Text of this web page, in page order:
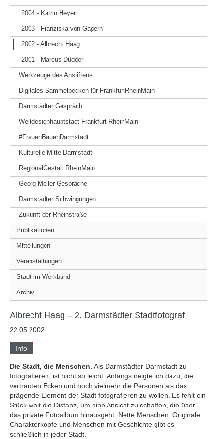
2004 - Katrin Heyer
2003 - Franziska von Gagern
2002 - Albrecht Haag
2001 - Marcus Düdder
Werkzeuge des Anstiftens
Digitales Sammelbecken für FrankfurtRheinMain
Darmstädter Gespräch
Weltdesignhauptstadt Frankfurt RheinMain
#FrauenBauenDarmstadt
Kulturelle Mitte Darmstadt
RegionalGestalt RheinMain
Georg-Moller-Gespräche
Darmstädter Schwingungen
Zukunft der Rheinstraße
Publikationen
Mitteilungen
Veranstaltungen
Stadt im Werkbund
Archiv
Albrecht Haag – 2. Darmstädter Stadtfotograf
22.05.2002
Info
Die Stadt, die Menschen. Als Darmstädter Darmstadt zu
fotografieren, ist nicht so leicht. Anfangs neigte ich dazu, die
vertrauten Ecken und noch vielmehr die Personen als das
prägende Element der Stadt fotografieren zu wollen. Es fehlt ein
Stück weit die Distanz, um eine Ansicht zu schaffen, die über
das private Fotoalbum hinausgeht. Nette Menschen, Originale,
Charakterköpfe und Menschen mit Geschichte gibt es
schließlich in jeder Stadt.